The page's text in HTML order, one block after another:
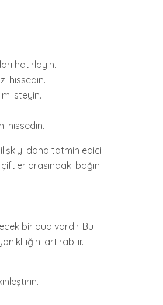
hatırlayın.
hissedin.
isteyin.
hissedin.
ilişkiyi daha tatmin edici
arasındaki bağın
bir dua vardır. Bu
artırabilir.